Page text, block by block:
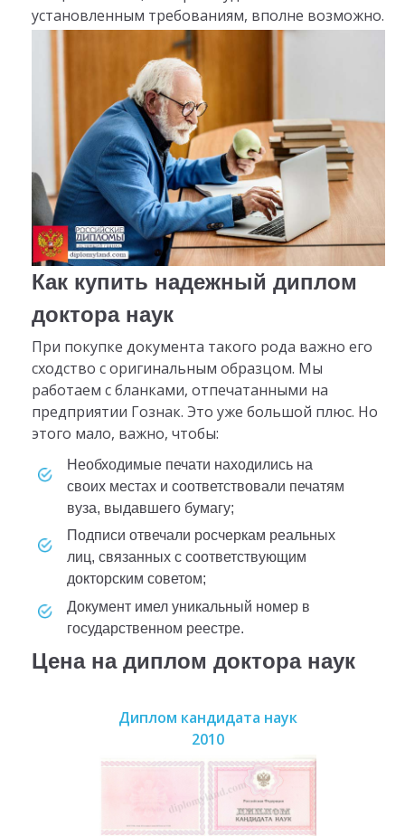
установленным требованиям, вполне возможно.
Как купить надежный диплом
доктора наук
При покупке документа такого рода важно его
сходство с оригинальным образцом. Мы
работаем с бланками, отпечатанными на
предприятии Гознак. Это уже большой плюс. Но
этого мало, важно, чтобы:
необходимые печати находились на
своих местах и соответствовали печатям
вуза, выдавшего бумагу;
подписи отвечали росчеркам реальных
лиц, связанных с соответствующим
докторским советом;
документ имел уникальный номер в
государственном реестре.
Цена на диплом доктора наук
Диплом кандидата наук
2010